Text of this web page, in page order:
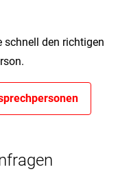
schnell den richtigen